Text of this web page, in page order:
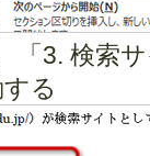
「3. 検索
る